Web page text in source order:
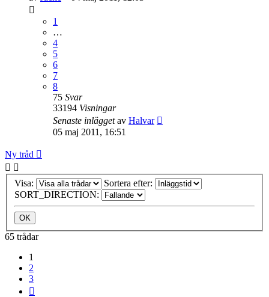
1
…
4
5
6
7
8
75 Svar
33194 Visningar
Senaste inläggetav Halvar
05 maj 2011, 16:51
Ny tråd
Visa:
Sortera efter:
SORT_DIRECTION:
65 trådar
1
2
3